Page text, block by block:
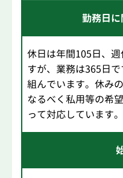
勤務日
休日は年間105日、
すが、業務は365日
組んでいます。休み
なるべく私用等の希
って対応しています。